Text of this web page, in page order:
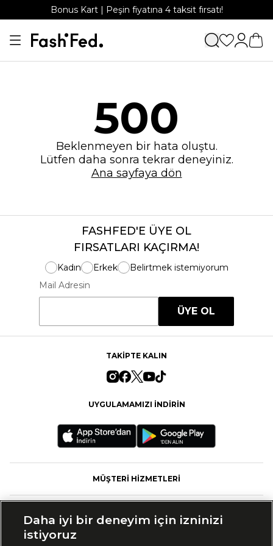
Bonus Kart | Peşin fiyatına 4 taksit fırsatı!
500
Beklenmeyen bir hata oluştu.
Lütfen daha sonra tekrar deneyiniz.
Ana sayfaya dön
FASHFED'E ÜYE OL
FIRSATLARI KAÇIRMA!
Kadın Erkek
Belirtmek istemiyorum
Mail Adresin
ÜYE OL
TAKİPTE KALIN
UYGULAMAMIZI İNDİRİN
MÜŞTERİ HİZMETLERİ
Daha iyi bir deneyim için izninizi
istiyoruz